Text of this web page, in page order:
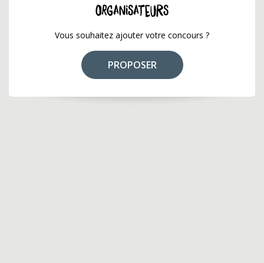
ORGANISATEURS
Vous souhaitez ajouter votre concours ?
PROPOSER